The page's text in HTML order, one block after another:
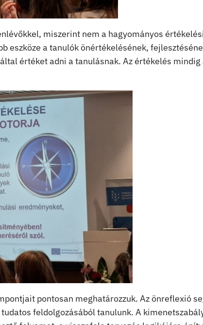
miszerint nem a hagyományos értékelési
eszköze a tanulók önértékelésének,
értéket adni a tanulásnak. Az értékelés mindig
pontosan meghatározzuk. Az önreflexió
feldolgozásából tanulunk. A